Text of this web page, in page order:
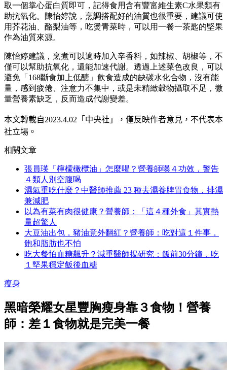
取一個掌心蛋白質即可，記得食用含有豐富維生素C水果類有
助抗氧化。陳怡婷說，烹調搭配好的油質也很重要，建議可使
用芥花油、酪梨油等，吃燙青菜時，可以用一餐一茶匙的堅果
作為油質來源。
陳怡婷建議，烹煮可以適時加入辛香料，如辣椒、胡椒等，不
僅可以幫助抗氧化，還能加速代謝。透過上述菜色改良，可以
避免「168斷食加上低醣」飲食造成的缺碳水化合物，沒有能
量，感到疲倦、注意力不集中，或是未精緻穀物攝取不足，微
量營養素缺乏，反而造成代謝變差。
本文轉載自2023.4.02 「中央社」
，僅反映作者意見，不代表本
社立場。
相關文章
張員瑛「檸檬橄欖油」怎麼喝？營養師曝４功效，警告
４類人別空腹喝
濕氣重吃什麼？中醫師推薦 23 種去濕養脾胃食物，排濕
兼減肥
以為有菜有肉很健康？營養師：「這４種外食」其實熱
量超驚人
大豆油出包，豬油意外翻紅？營養師：吃對這１件事，
飽和脂肪也不怕
吃大餐怕血糖飆升？減重醫師揭研究：飯前30分鐘，吃
１堅果穩定飯後血糖
瘦身
黑暗榮耀女星豐胸瘦身靠３食物！營養
師：差１食物就是完美一餐